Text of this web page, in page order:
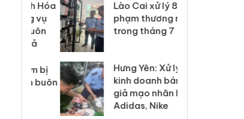
Hóa
vụ
Lào Cai xử lý 83 vụ vi
phạm thương mại
trong tháng 7
Hưng Yên: Xử lý 6 hộ
kinh doanh bán hàng
giả mạo nhãn hiệu
Adidas, Nike